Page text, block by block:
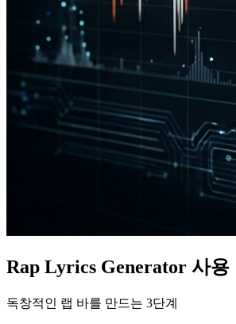
Rap Lyrics Generator 사용
독창적인 랩 바를 만드는 3단계